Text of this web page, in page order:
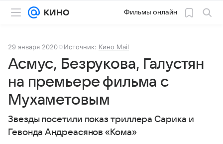
Фильмы онлайн
29 января 2020 Источник: Кино Mail
Асмус, Безрукова, Галустян
на премьере фильма с
Мухаметовым
Звезды посетили показ триллера Сарика и
Гевонда Андреасянов «Кома»